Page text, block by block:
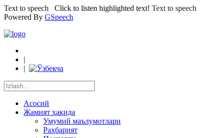
Text to speech Click to listen highlighted text! Text to speech
Powered By GSpeech
|
|
Асосий
Жамият ҳақида
Умумий маълумотлари
Раҳбарият